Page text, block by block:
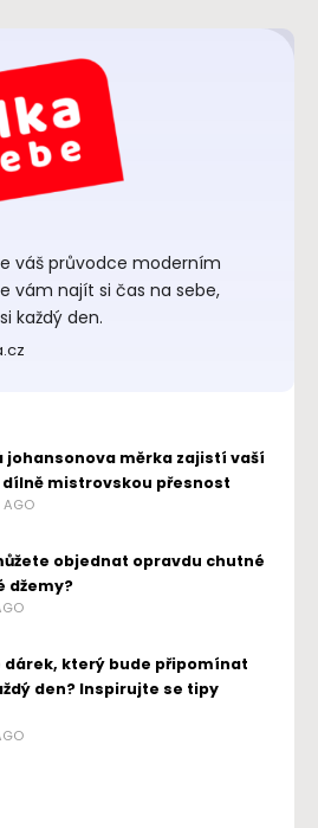
váš průvodce moderním
vám najít si čas na sebe,
každý den.
johansonova měrka zajistí vaší
mistrovskou přesnost
AGO
objednat opravdu chutné
džemy?
dárek, který bude připomínat
den? Inspirujte se tipy